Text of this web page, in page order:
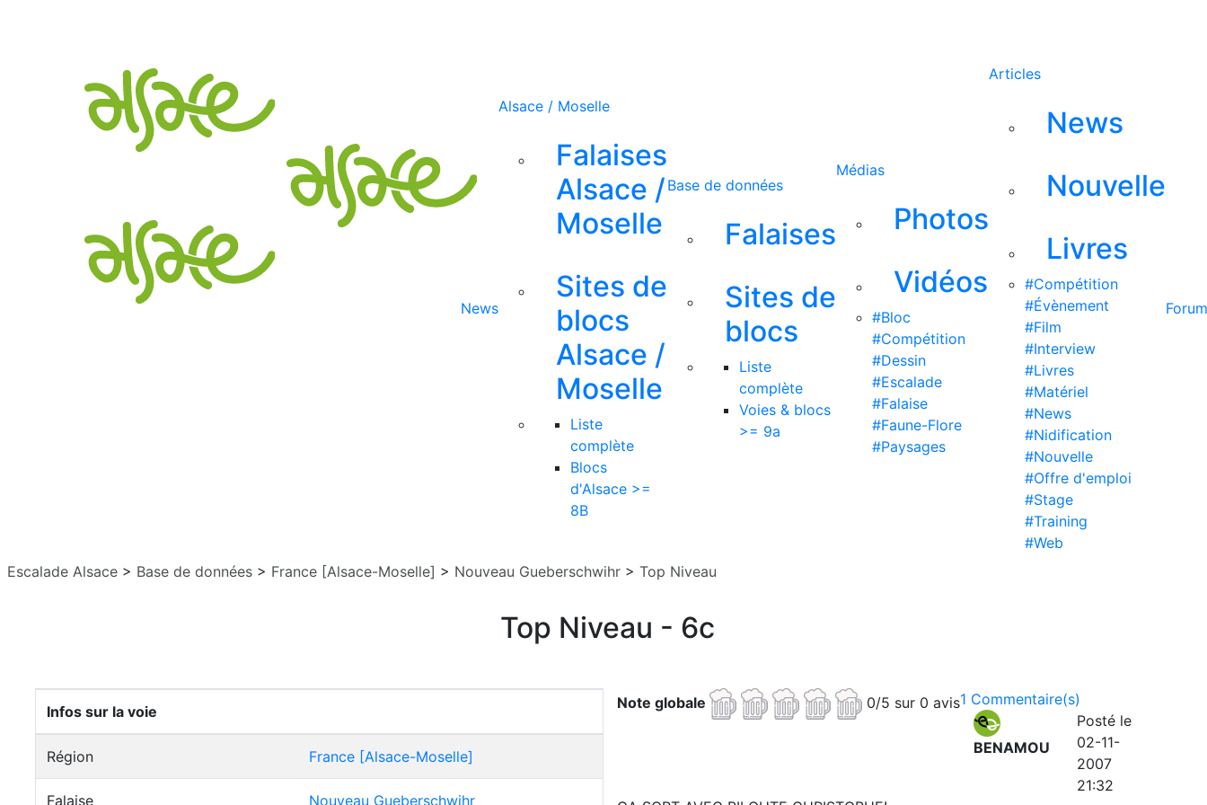
News
Alsace / Moselle
Falaises
Alsace /
Moselle
Sites de
blocs
Alsace /
Moselle
Liste
complète
Blocs
d'Alsace >=
8B
Base de données
Falaises
Sites de
blocs
Liste
complète
Voies & blocs
>= 9a
Médias
Photos
Vidéos
#Bloc
#Compétition
#Dessin
#Escalade
#Falaise
#Faune-Flore
#Paysages
Articles
News
Nouvelle
Livres
#Compétition
#Évènement
#Film
#Interview
#Livres
#Matériel
#News
#Nidification
#Nouvelle
#Offre d'emploi
#Stage
#Training
#Web
Forum
Escalade Alsace > Base de données > France [Alsace-Moselle] > Nouveau Gueberschwihr > Top Niveau
Top Niveau - 6c
Infos sur la voie
Région France [Alsace-Moselle]
Falaise Nouveau Gueberschwihr
1 Commentaire(s)
Note globale 0/5 sur 0 avis
BENAMOU
Posté le
02-11-
2007
21:32